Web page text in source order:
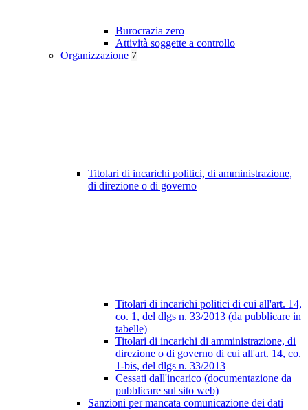
Burocrazia zero
Attività soggette a controllo
Organizzazione 7
Titolari di incarichi politici, di amministrazione,
di direzione o di governo
Titolari di incarichi politici di cui all'art. 14,
co. 1, del dlgs n. 33/2013 (da pubblicare in
tabelle)
Titolari di incarichi di amministrazione, di
direzione o di governo di cui all'art. 14, co.
1-bis, del dlgs n. 33/2013
Cessati dall'incarico (documentazione da
pubblicare sul sito web)
Sanzioni per mancata comunicazione dei dati